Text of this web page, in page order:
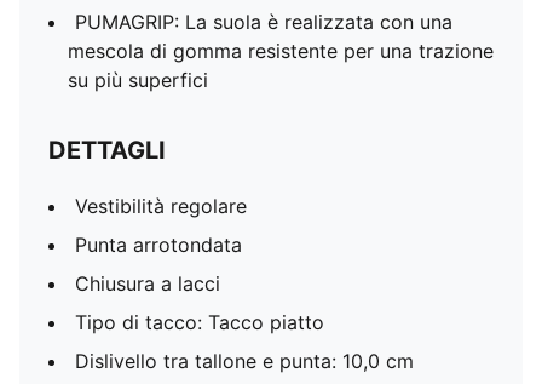
PUMAGRIP: La suola è realizzata con una
mescola di gomma resistente per una trazione
su più superfici
DETTAGLI
Vestibilità regolare
Punta arrotondata
Chiusura a lacci
Tipo di tacco: Tacco piatto
Dislivello tra tallone e punta: 10,0 cm